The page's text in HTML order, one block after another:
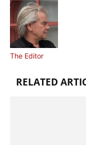
The Editor
RELATED